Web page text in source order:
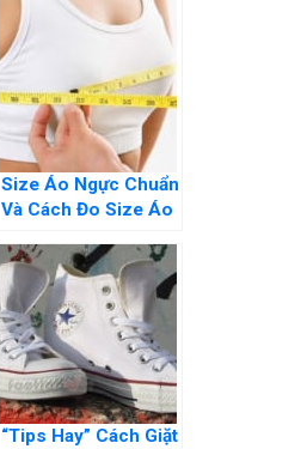
Size Áo Ngực Chuẩn
Và Cách Đo Size Áo
Âu Mỹ
“Tips Hay” Cách Giặt